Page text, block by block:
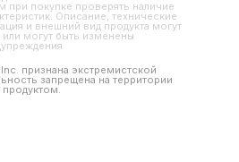
при покупке проверять наличие
Описание, технические
и внешний вид продукта могут
или могут быть изменены
признана экстремистской
запрещена на территории
продуктом.